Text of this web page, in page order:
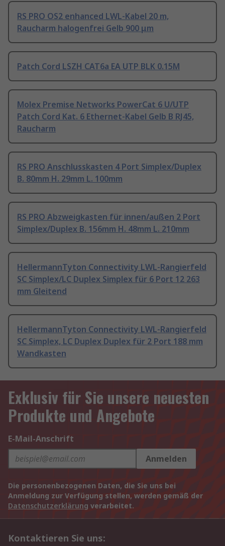
RS PRO OS2 enhanced LWL-Kabel 20 m,
Raucharm halogenfrei Gelb 900 μm
Patch Cord LSZH CAT6a EA UTP BLK 0.15M
Molex Premise Networks PowerCat 6 U/UTP
Patch Cord Kat. 6 Ethernet-Kabel Gelb B RJ45,
Raucharm
RS PRO Anschlusskasten 4 Port Simplex/Duplex
B. 80mm H. 29mm L. 100mm
RS PRO Abzweigkasten für innen/außen 2 Port
Simplex/Duplex B. 156mm H. 48mm L. 210mm
HellermannTyton Connectivity LWL-Rangierfeld
SC Simplex/LC Duplex Simplex für 6 Port 12 263
mm Gleitend
HellermannTyton Connectivity LWL-Rangierfeld
SC Simplex, LC Duplex Duplex für 2 Port 188 mm
Wandkasten
Exklusiv für Sie unsere neuesten
Produkte und Angebote
E-Mail-Anschrift
Anmelden
Die personenbezogenen Daten, die Sie uns bei
Anmeldung zur Verfügung stellen, werden gemäß der
Datenschutzerklärung verarbeitet.
Kontaktieren Sie uns: